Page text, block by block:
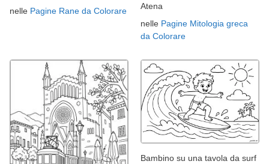
nelle Pagine Rane da Colorare
Atena
nelle Pagine Mitologia greca
da Colorare
Bambino su una tavola da surf